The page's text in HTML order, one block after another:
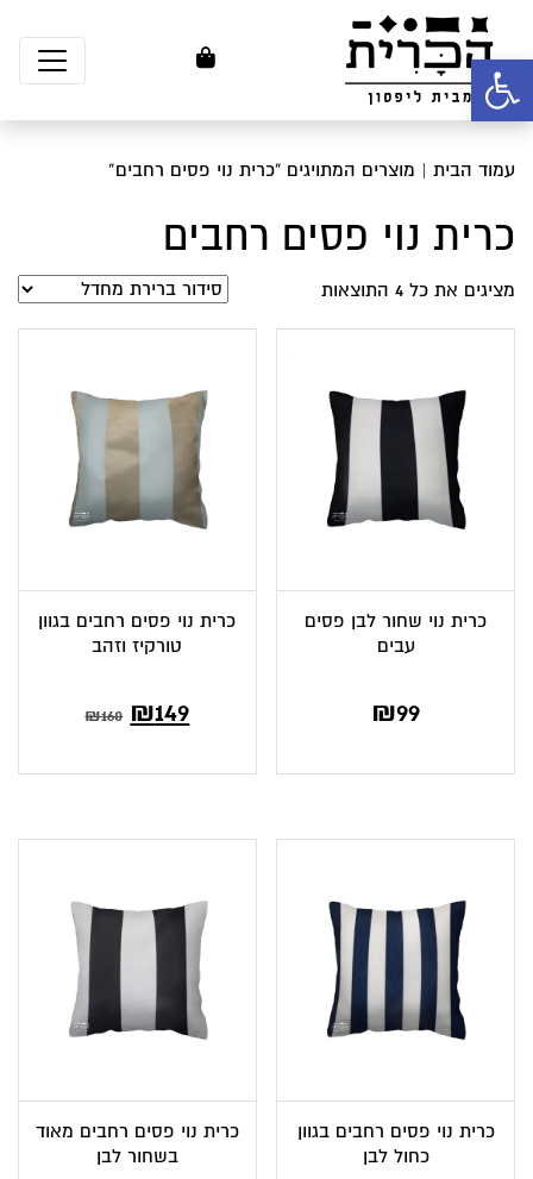
פתח סרגל נגישות
עמוד הבית | מוצרים המתויגים “כרית נוי פסים רחבים”
כרית נוי פסים רחבים
מציגים את כל ⁦4⁩ התוצאות
כרית נוי שחור לבן פסים
עבים
₪99
כרית נוי פסים רחבים בגוון
טורקיז וזהב
₪160 המחיר
₪160.
₪149המחיר
₪149.
כרית נוי פסים רחבים בגוון
כחול לבן
כרית נוי פסים רחבים מאוד
בשחור לבן